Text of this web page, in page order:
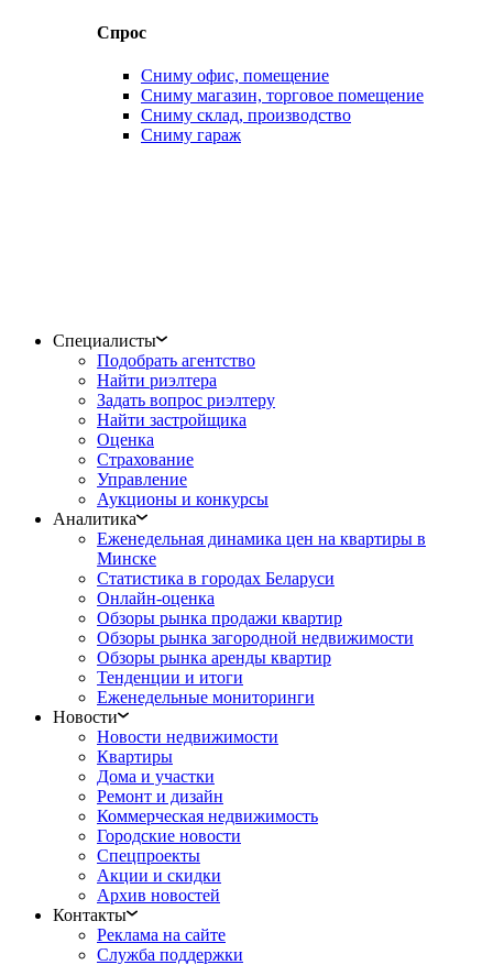
Спрос
Сниму офис, помещение
Сниму магазин, торговое помещение
Сниму склад, производство
Сниму гараж
Специалисты
Подобрать агентство
Найти риэлтера
Задать вопрос риэлтеру
Найти застройщика
Оценка
Страхование
Управление
Аукционы и конкурсы
Аналитика
Еженедельная динамика цен на квартиры в
Минске
Статистика в городах Беларуси
Онлайн-оценка
Обзоры рынка продажи квартир
Обзоры рынка загородной недвижимости
Обзоры рынка аренды квартир
Тенденции и итоги
Еженедельные мониторинги
Новости
Новости недвижимости
Квартиры
Дома и участки
Ремонт и дизайн
Коммерческая недвижимость
Городские новости
Спецпроекты
Акции и скидки
Архив новостей
Контакты
Реклама на сайте
Служба поддержки